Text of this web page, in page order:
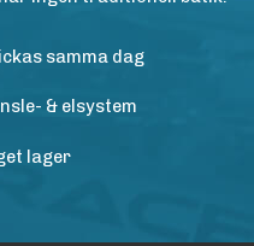
samma dag
& elsystem
lager